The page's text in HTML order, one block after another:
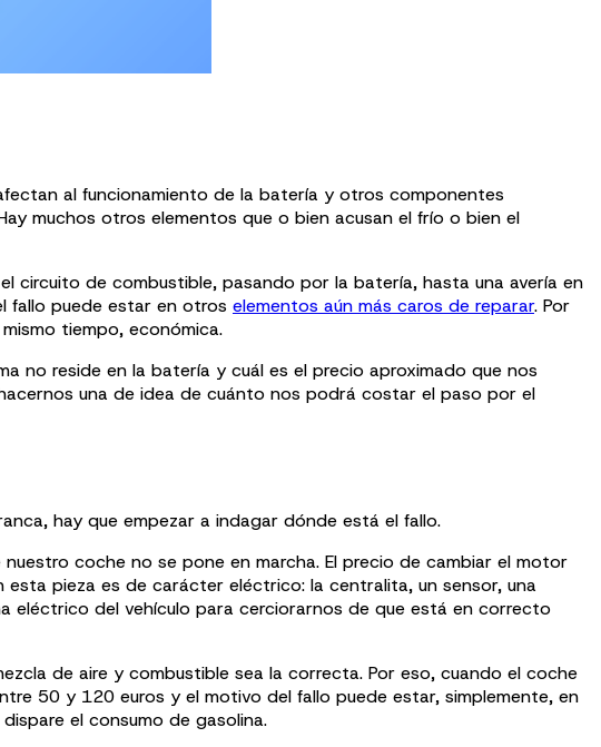
al funcionamiento de la batería y otros componentes
muchos otros elementos que o bien acusan el frío o bien el
circuito de combustible, pasando por la batería, hasta una avería en
fallo puede estar en otros elementos aún más caros de reparar. Por
tiempo, económica.
no reside en la batería y cuál es el precio aproximado que nos
una de idea de cuánto nos podrá costar el paso por el
hay que empezar a indagar dónde está el fallo.
coche no se pone en marcha. El precio de cambiar el motor
esta pieza es de carácter eléctrico: la centralita, un sensor, una
eléctrico del vehículo para cerciorarnos de que está en correcto
de aire y combustible sea la correcta. Por eso, cuando el coche
50 y 120 euros y el motivo del fallo puede estar, simplemente, en
el consumo de gasolina.